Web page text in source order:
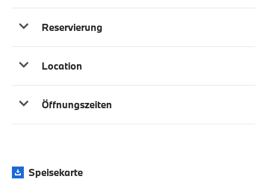
Reservierung
Location
Öffnungszeiten
Speisekarte